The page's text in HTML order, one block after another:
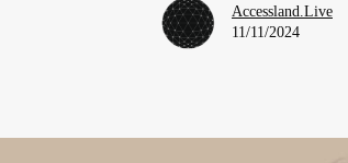
Accessland.Live
11/11/2024